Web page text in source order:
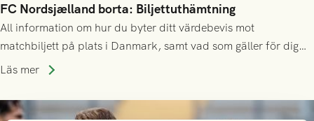
FC Nordsjælland borta: Biljettuthämtning
All information om hur du byter ditt värdebevis mot
matchbiljett på plats i Danmark, samt vad som gäller för dig
som står på reservlista eller fått förhinder.
Läs mer